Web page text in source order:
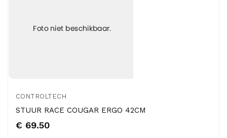
CONTROLTECH
STUUR RACE COUGAR ERGO 42CM
€ 69.50